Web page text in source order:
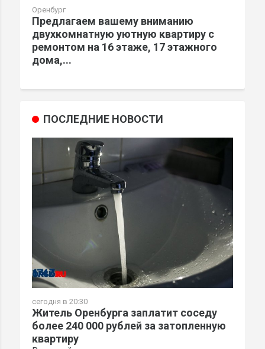
Оренбург
Предлагаем вашему вниманию
двухкомнатную уютную квартиру с
ремонтом на 16 этаже, 17 этажного
дома,...
ПОСЛЕДНИЕ НОВОСТИ
сегодня в 20:30
Житель Оренбурга заплатит соседу
более 240 000 рублей за затопленную
квартиру